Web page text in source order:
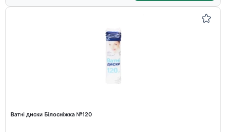
Ватні диски Білосніжка №120